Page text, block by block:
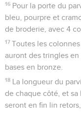
16 Pour la porte du
bleu, pourpre et
de broderie, avec 4
17 Toutes les
auront des tringles
bases en bronze.
18 La longueur du
de chaque côté, et
seront en fin lin